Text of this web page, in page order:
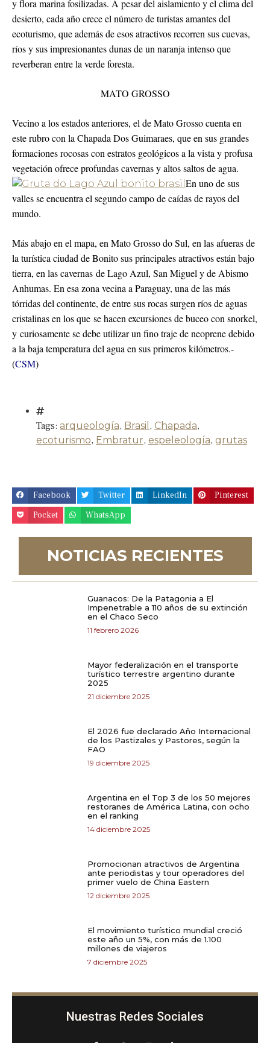
y flora marina fosilizadas. A pesar del aislamiento y el clima del
desierto, cada año crece el número de turistas amantes del
ecoturismo, que además de esos atractivos recorren sus cuevas,
ríos y sus impresionantes dunas de un naranja intenso que
reverberan entre la verde foresta.
MATO GROSSO
Vecino a los estados anteriores, el de Mato Grosso cuenta en
este rubro con la Chapada Dos Guimaraes, que en sus grandes
formaciones rocosas con estratos geológicos a la vista y profusa
vegetación ofrece profundas cavernas y altos saltos de agua.
En uno de sus
valles se encuentra el segundo campo de caídas de rayos del
mundo.
Más abajo en el mapa, en Mato Grosso do Sul, en las afueras de
la turística ciudad de Bonito sus principales atractivos están bajo
tierra, en las cavernas de Lago Azul, San Miguel y de Abismo
Anhumas. En esa zona vecina a Paraguay, una de las más
tórridas del continente, de entre sus rocas surgen ríos de aguas
cristalinas en los que se hacen excursiones de buceo con snorkel,
y curiosamente se debe utilizar un fino traje de neoprene debido
a la baja temperatura del agua en sus primeros kilómetros.-
(CSM)
Tags: arqueología, Brasil , Chapada,
ecoturismo, Embratur, espeleología, grutas
Facebook Twitter LinkedIn
Pinterest
Pocket
WhatsApp
NOTICIAS RECIENTES
Guanacos: De la Patagonia a El
Impenetrable a 110 años de su extinción
en el Chaco Seco
11 febrero 2026
Mayor federalización en el transporte
turístico terrestre argentino durante
2025
21 diciembre 2025
El 2026 fue declarado Año Internacional
de los Pastizales y Pastores, según la
FAO
19 diciembre 2025
Argentina en el Top 3 de los 50 mejores
restoranes de América Latina, con ocho
en el ranking
14 diciembre 2025
Promocionan atractivos de Argentina
ante periodistas y tour operadores del
primer vuelo de China Eastern
12 diciembre 2025
El movimiento turístico mundial creció
este año un 5%, con más de 1.100
millones de viajeros
7 diciembre 2025
Nuestras Redes Sociales